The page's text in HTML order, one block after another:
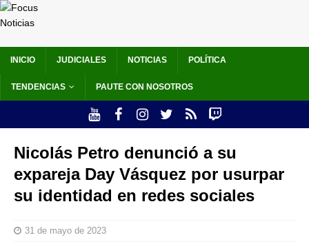
INICIO JUDICIALES NOTICIAS POLÍTICA
TENDENCIAS PAUTE CON NOSOTROS
Nicolás Petro denunció a su
expareja Day Vásquez por usurpar
su identidad en redes sociales
31 de mayo de 2023